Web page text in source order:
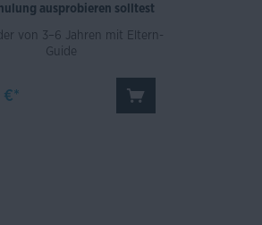
ausprobieren solltest
von 3–6 Jahren mit Eltern-
Guide
€*